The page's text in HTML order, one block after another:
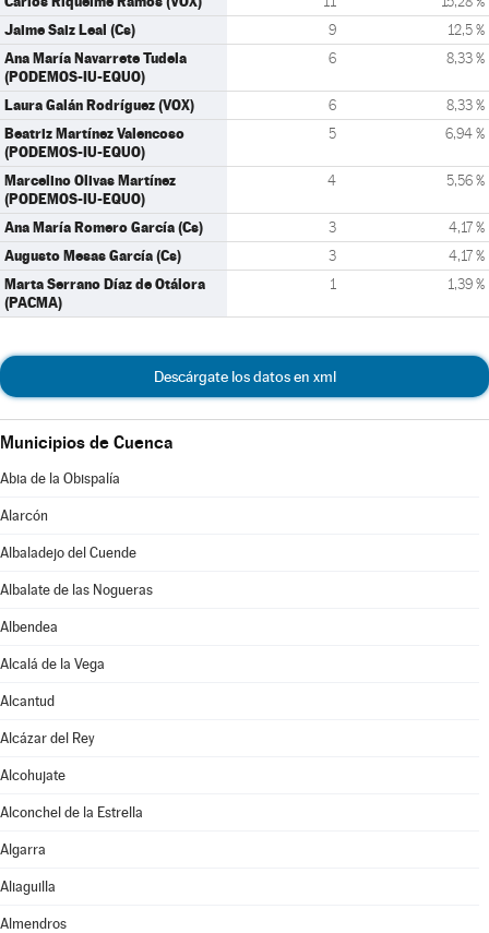
Jaime Saiz Leal (Cs) 9 12,5 %
Ana María Navarrete Tudela
(PODEMOS-IU-EQUO)
6 8,33 %
Laura Galán Rodríguez (VOX) 6 8,33 %
Beatriz Martínez Valencoso
(PODEMOS-IU-EQUO)
5 6,94 %
Marcelino Olivas Martínez
(PODEMOS-IU-EQUO)
4 5,56 %
Ana María Romero García (Cs) 3 4,17 %
Augusto Mesas García (Cs) 3 4,17 %
Marta Serrano Díaz de Otálora
(PACMA)
1 1,39 %
Descárgate los datos en xml
Municipios de Cuenca
Abia de la Obispalía
Alarcón
Albaladejo del Cuende
Albalate de las Nogueras
Albendea
Alcalá de la Vega
Alcantud
Alcázar del Rey
Alcohujate
Alconchel de la Estrella
Algarra
Aliaguilla
Almendros